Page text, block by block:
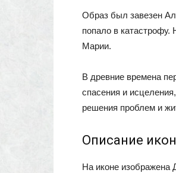
Образ был завезен
попало в
Марии.
В древние времена
спасения и
решения проблем и
Описание
На иконе изображена